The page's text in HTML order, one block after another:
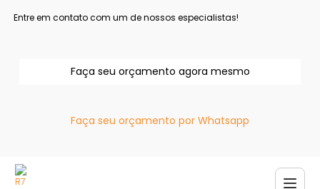
Entre em contato com um de nossos especialistas!
Faça seu orçamento agora mesmo
Faça seu orçamento por Whatsapp